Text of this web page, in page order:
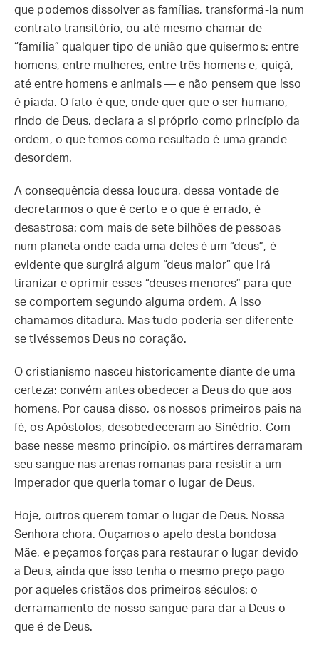
que podemos dissolver as famílias, transformá-la num
contrato transitório, ou até mesmo chamar de
“família” qualquer tipo de união que quisermos: entre
homens, entre mulheres, entre três homens e, quiçá,
até entre homens e animais — e não pensem que isso
é piada. O fato é que, onde quer que o ser humano,
rindo de Deus, declara a si próprio como princípio da
ordem, o que temos como resultado é uma grande
desordem.
A consequência dessa loucura, dessa vontade de
decretarmos o que é certo e o que é errado, é
desastrosa: com mais de sete bilhões de pessoas
num planeta onde cada uma deles é um “deus”, é
evidente que surgirá algum “deus maior” que irá
tiranizar e oprimir esses “deuses menores” para que
se comportem segundo alguma ordem. A isso
chamamos ditadura. Mas tudo poderia ser diferente
se tivéssemos Deus no coração.
O cristianismo nasceu historicamente diante de uma
certeza: convém antes obedecer a Deus do que aos
homens. Por causa disso, os nossos primeiros pais na
fé, os Apóstolos, desobedeceram ao Sinédrio. Com
base nesse mesmo princípio, os mártires derramaram
seu sangue nas arenas romanas para resistir a um
imperador que queria tomar o lugar de Deus.
Hoje, outros querem tomar o lugar de Deus. Nossa
Senhora chora. Ouçamos o apelo desta bondosa
Mãe, e peçamos forças para restaurar o lugar devido
a Deus, ainda que isso tenha o mesmo preço pago
por aqueles cristãos dos primeiros séculos: o
derramamento de nosso sangue para dar a Deus o
que é de Deus.